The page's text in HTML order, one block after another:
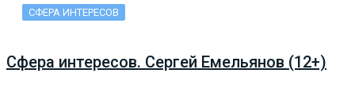
СФЕРА ИНТЕРЕСОВ
Сфера интересов. Сергей Емельянов (12+)